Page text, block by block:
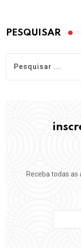
PESQUISAR
Receba todas